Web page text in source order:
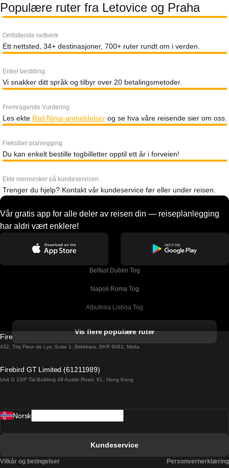
Populære ruter fra Letovice og Praha
Omfattende nettverk
Ett nettsted, 34+ destinasjoner, 700+ ruter rundt om i verden.
Enkel bestilling
Vi snakker ditt språk og tilbyr over 20 betalingsmetoder.
Fremragende Vurdering
Les ekte Rail Ninja-anmeldelserog se hva våre reisende sier om oss.
Fleksibel planlegging
Du kan enkelt bestille togbilletter opptil ett år i forveien!
Ekte mennesker på kundeservicen
Trenger du hjelp? Kontakt vår kundeservice før eller under reisen.
Vår gratis app for alle deler av reisen din — reiseplanlegging
har aldri vært enklere!
Belfast Dublin Tog
Napoli Roma Tog
Albufeira Lisboa Tog
Barcelona Madrid Tog
Barcelona Sevilla Tog
Vis flere populære ruter
Firebird GT Limited (OC 1451)
432, Triq Fleur de Lys, Suite 1, Birkirkara, BKR 9061, Malta
Firebird GT Limited (61211989)
Unit G 15/F Tal Building 49 Austin Road, KL, Hong Kong
Norsk
Kundeservice
Vilkår og betingelser Personvernerklæring